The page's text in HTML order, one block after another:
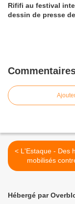
Rififi au festival
dessin de presse
< L'Estaque - Des habitants
mobilisés
antennes
Hébergé par